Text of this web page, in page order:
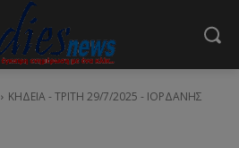
ΚΗΔΕΙΑ - ΤΡΙΤΗ 29/7/2025 - ΙΟΡΔΑΝΗΣ